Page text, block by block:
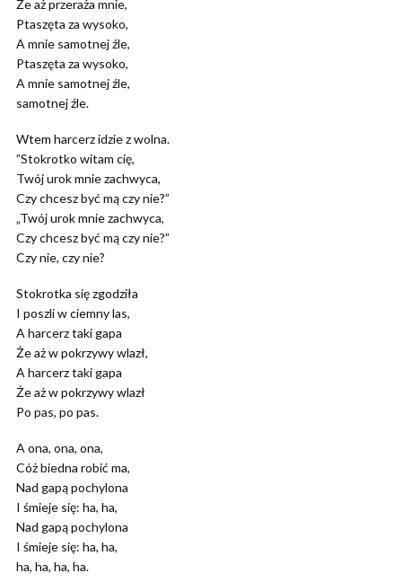
Że aż przeraża mnie,
Ptaszęta za wysoko,
A mnie samotnej źle,
Ptaszęta za wysoko,
A mnie samotnej źle,
samotnej źle.
Wtem harcerz idzie z wolna.
”Stokrotko witam cię,
Twój urok mnie zachwyca,
Czy chcesz być mą czy nie?”
„Twój urok mnie zachwyca,
Czy chcesz być mą czy nie?”
Czy nie, czy nie?
Stokrotka się zgodziła
I poszli w ciemny las,
A harcerz taki gapa
Że aż w pokrzywy wlazł,
A harcerz taki gapa
Że aż w pokrzywy wlazł
Po pas, po pas.
A ona, ona, ona,
Cóż biedna robić ma,
Nad gapą pochylona
I śmieje się: ha, ha,
Nad gapą pochylona
I śmieje się: ha, ha,
ha, ha, ha, ha.